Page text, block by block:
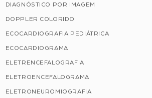
DIAGNÓSTICO POR IMAGEM
DOPPLER COLORIDO
ECOCARDIOGRAFIA PEDIÁTRICA
ECOCARDIOGRAMA
ELETRENCEFALOGRAFIA
ELETROENCEFALOGRAMA
ELETRONEUROMIOGRAFIA